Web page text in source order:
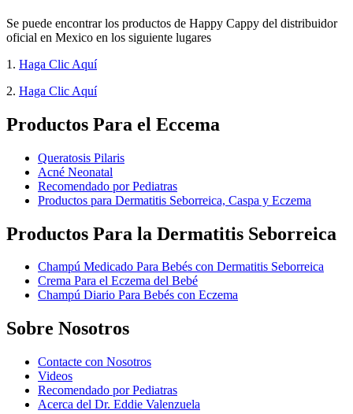
Se puede encontrar los productos de Happy Cappy del distribuidor
oficial en Mexico en los siguiente lugares
1. Haga Clic Aquí
2. Haga Clic Aquí
Productos Para el Eccema
Queratosis Pilaris
Acné Neonatal
Recomendado por Pediatras
Productos para Dermatitis Seborreica, Caspa y Eczema
Productos Para la Dermatitis Seborreica
Champú Medicado Para Bebés con Dermatitis Seborreica
Crema Para el Eczema del Bebé
Champú Diario Para Bebés con Eczema
Sobre Nosotros
Contacte con Nosotros
Videos
Recomendado por Pediatras
Acerca del Dr. Eddie Valenzuela